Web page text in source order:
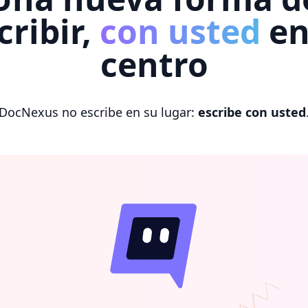
con usted
centro
no escribe en su lugar: escribe con usted